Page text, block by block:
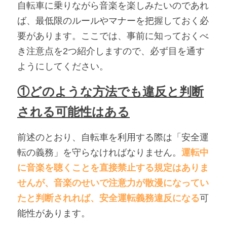
自転車に乗りながら音楽を楽しみたいのであれ
ば、最低限のルールやマナーを把握しておく必
要があります。ここでは、事前に知っておくべ
き注意点を2つ紹介しますので、必ず目を通す
ようにしてください。
①どのような方法でも違反と判断
される可能性はある
前述のとおり、自転車を利用する際は「安全運
転の義務」を守らなければなりません。 運転中
に音楽を聴くことを直接禁止する規定はありま
せんが、音楽のせいで注意力が散漫になってい
たと判断されれば、安全運転義務違反になる可
能性があります。